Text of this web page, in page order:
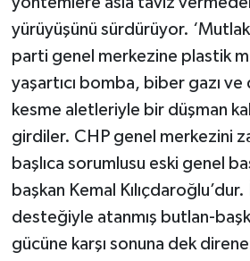
yürüyüşünü sürdürüyor. ‘Mutlak
parti genel merkezine plastik
yaşartıcı bomba, biber gazı ve
kesme aletleriyle bir düşman
girdiler. CHP genel merkezini
başlıca sorumlusu eski genel
başkan Kemal Kılıçdaroğlu’dur.
desteğiyle atanmış butlan-
gücüne karşı sonuna dek